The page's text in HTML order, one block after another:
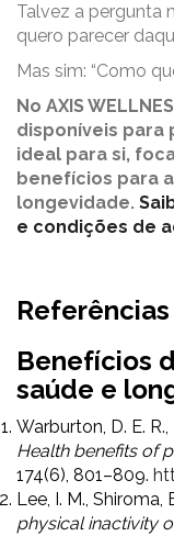
Talvez a pergunta
quero parecer
Mas sim: “Como
No AXIS
disponíveis para
ideal para si,
benefícios para
longevidade.
e condições de
Benefícios
saúde e
Warburton, D. E.
Health benefits of
174(6), 801–809.
Lee, I. M., Shiroma,
physical inactivity